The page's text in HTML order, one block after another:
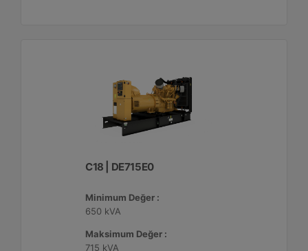
C18 | DE715E0
Minimum Değer :
650 kVA
Maksimum Değer :
715 kVA